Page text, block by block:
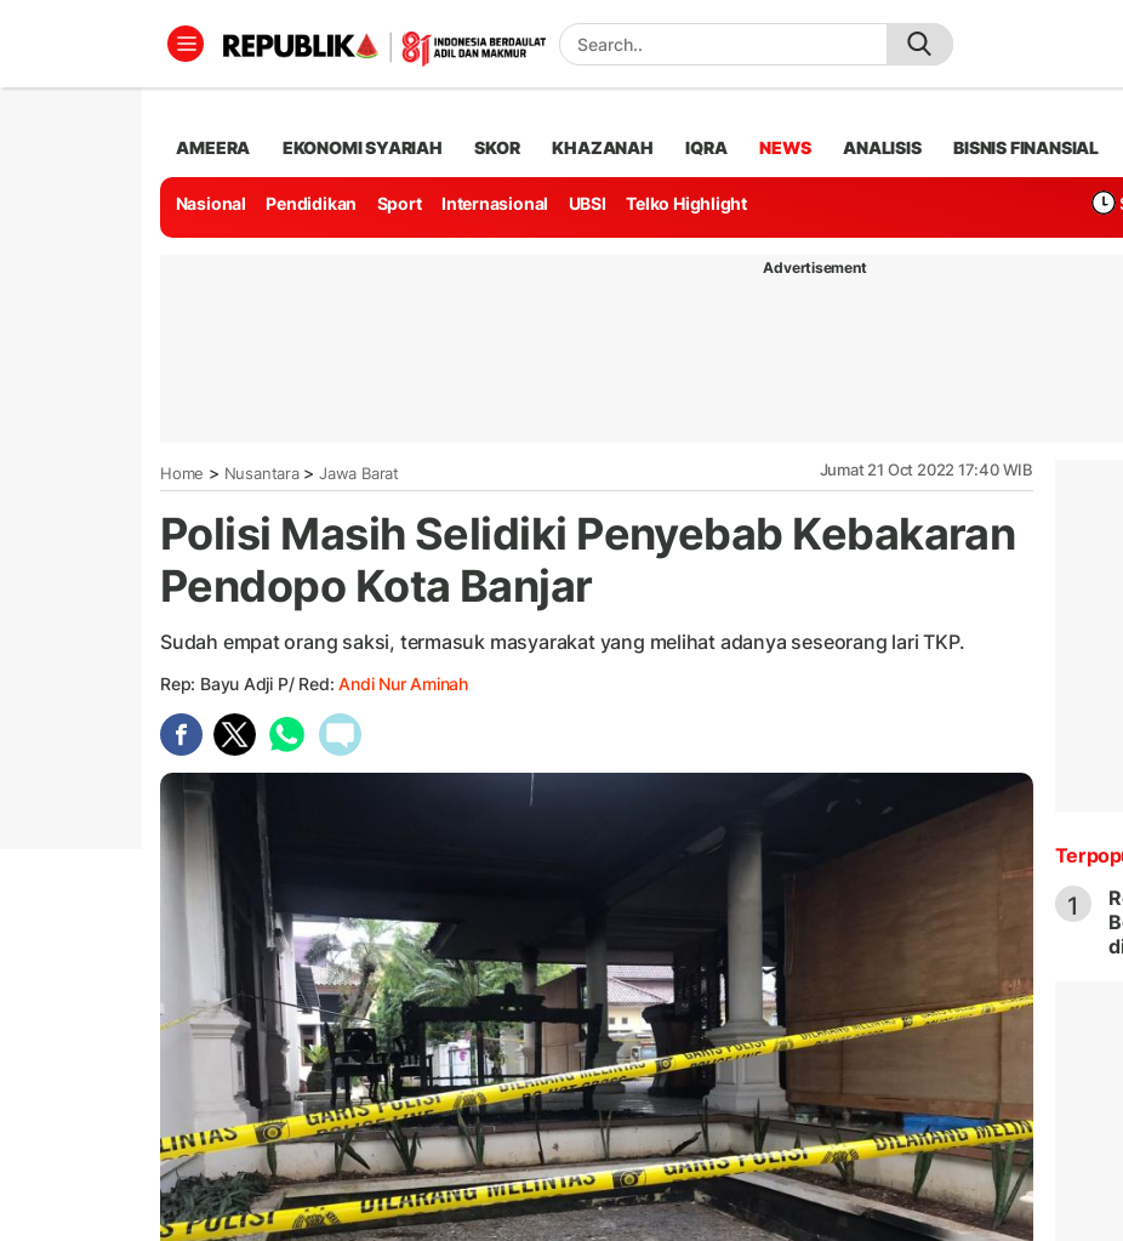
AMEERA EKONOMI SYARIAH SKOR KHAZANAH IQRA NEWS ANALISIS BISNIS FINANSIAL
Nasional Pendidikan Sport Internasional UBSI Telko Highlight
Advertisement
Home > Nusantara> Jawa Barat Jumat 21 Oct 2022 17:40 WIB
Polisi Masih Selidiki Penyebab Kebakaran
Pendopo Kota Banjar
Sudah empat orang saksi, termasuk masyarakat yang melihat adanya seseorang lari TKP.
Rep: Bayu Adji P/ Red:Andi Nur Aminah
1